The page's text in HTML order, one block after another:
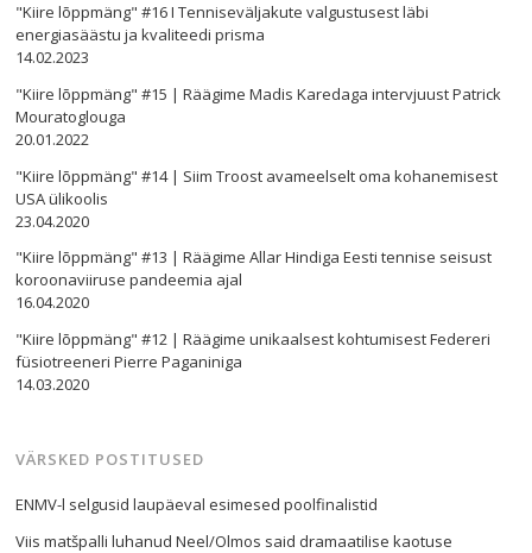
"Kiire lõppmäng" #16 I Tenniseväljakute valgustusest läbi
energiasäästu ja kvaliteedi prisma
14.02.2023
"Kiire lõppmäng" #15 | Räägime Madis Karedaga intervjuust Patrick
Mouratoglouga
20.01.2022
"Kiire lõppmäng" #14 | Siim Troost avameelselt oma kohanemisest
USA ülikoolis
23.04.2020
"Kiire lõppmäng" #13 | Räägime Allar Hindiga Eesti tennise seisust
koroonaviiruse pandeemia ajal
16.04.2020
"Kiire lõppmäng" #12 | Räägime unikaalsest kohtumisest Federeri
füsiotreeneri Pierre Paganiniga
14.03.2020
VÄRSKED POSTITUSED
ENMV-l selgusid laupäeval esimesed poolfinalistid
Viis matšpalli luhanud Neel/Olmos said dramaatilise kaotuse